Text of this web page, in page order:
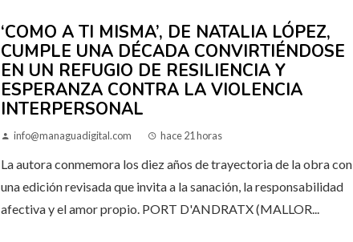
‘COMO A TI MISMA’, DE NATALIA LÓPEZ,
CUMPLE UNA DÉCADA CONVIRTIÉNDOSE
EN UN REFUGIO DE RESILIENCIA Y
ESPERANZA CONTRA LA VIOLENCIA
INTERPERSONAL
info@managuadigital.com hace 21 horas
La autora conmemora los diez años de trayectoria de la obra con
una edición revisada que invita a la sanación, la responsabilidad
afectiva y el amor propio. PORT D'ANDRATX (MALLOR...